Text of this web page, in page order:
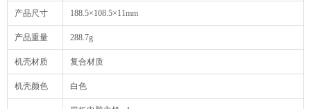
产品尺寸 188.5×108.5×11mm
产品重量 288.7g
机壳材质 复合材质
机壳颜色 白色